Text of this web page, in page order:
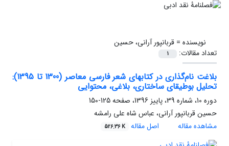
نویسنده =قربانپور آرانی، حسین
تعداد مقالات:
1
بلاغت نام‌گذاری در کتابهای شعر فارسی معاصر (1300 تا 1395):
تحلیل بوطیقای ساختاری، بلاغی، محتوایی
دوره 10، شماره 39، پاییز 1396، صفحه
125-150
حسین قربانپور آرانی، عباس شاه علی رامشه
مشاهده مقاله
اصل مقاله 526.36 K